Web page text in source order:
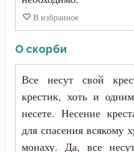
В избранное
О скорби
Все несут свой
крестик, хоть и
несете. Несение
для спасения всякому
монаху. Да, все